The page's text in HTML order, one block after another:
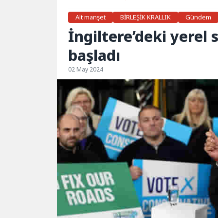
Alt manşet BİRLEŞİK KRALLIK Gündem
İngiltere’deki yerel
başladı
02 May 2024